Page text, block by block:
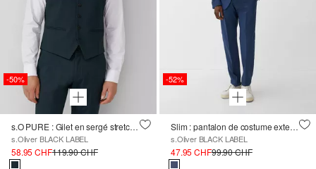
-50%
s.O PURE : Gilet en sergé stretch chiné
s.Oliver BLACK LABEL
58.95 CHF119.90 CHF
-52%
Slim : pantalon de costume extensible
s.Oliver BLACK LABEL
47.95 CHF99.90 CHF